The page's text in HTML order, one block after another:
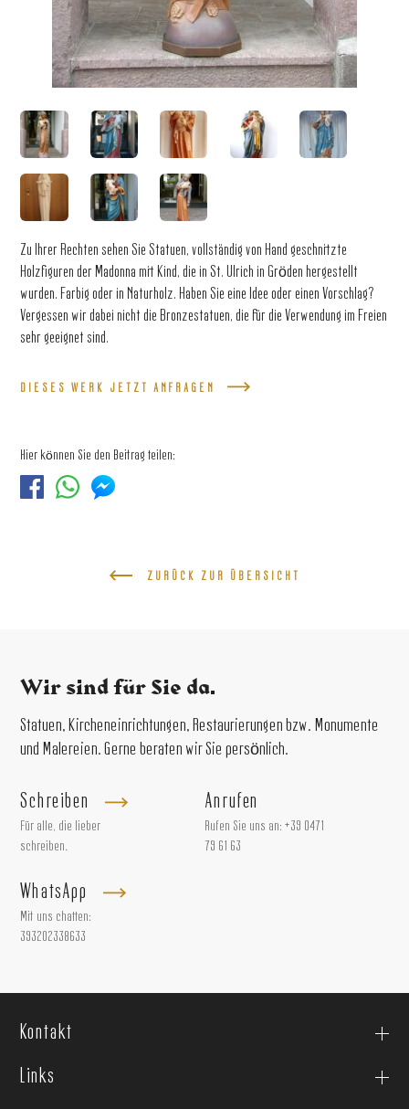
Zu Ihrer Rechten sehen Sie Statuen, vollständig von Hand geschnitzte
Holzfiguren der Madonna mit Kind, die in St. Ulrich in Gröden hergestellt
wurden. Farbig oder in Naturholz. Haben Sie eine Idee oder einen Vorschlag?
Vergessen wir dabei nicht die Bronzestatuen, die für die Verwendung im Freien
sehr geeignet sind.
DIESES WERK JETZT ANFRAGEN
Hier können Sie den Beitrag teilen:
ZURÜCK ZUR ÜBERSICHT
Wir sind für Sie da.
Statuen, Kircheneinrichtungen, Restaurierungen bzw. Monumente
und Malereien. Gerne beraten wir Sie persönlich.
Schreiben
Für alle, die lieber
schreiben.
Anrufen
Rufen Sie uns an: +39 0471
79 61 63
WhatsApp
Mit uns chatten:
393202338633
Kontakt
Links